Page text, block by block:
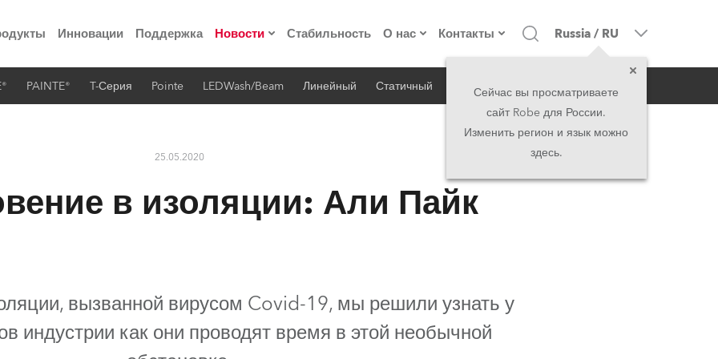
Robe
Инновации Поддержка Новости
Пресс-релизы
Стабильность О нас
о компании
Сделано в Европе
история
Контакты
Головной офис
Головной офис
North America and Caribbean
UK and Ireland
Russia / RU
Сейчас вы просматриваете
сайт Robe для России.
Изменить регион и язык можно
здесь.
PAINTE® T-Серия Pointe LEDWash/Beam Линейный Статичный iSeries
25.05.2020
в изоляции: Али Пайк
вызванной вирусом Covid-19, мы решили узнать у
индустрии как они проводят время в этой необычной